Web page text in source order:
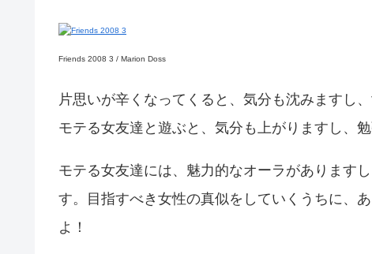
Friends 2008 3 / Marion Doss
片思いが辛くなってくると、気分も沈みますし
モテる女友達と遊ぶと、気分も上がりますし、勉
モテる女友達には、魅力的なオーラがあります
す。目指すべき女性の真似をしていくうちに、
よ！